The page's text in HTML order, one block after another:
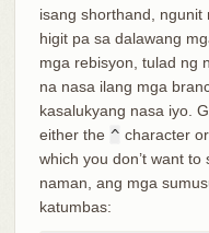
isang shorthand,
higit pa sa dalawang
mga rebisyon, tulad ng
na nasa ilang mga
kasalukyang nasa iyo.
either the ^ character or
which you don’t want
naman, ang mga
katumbas: